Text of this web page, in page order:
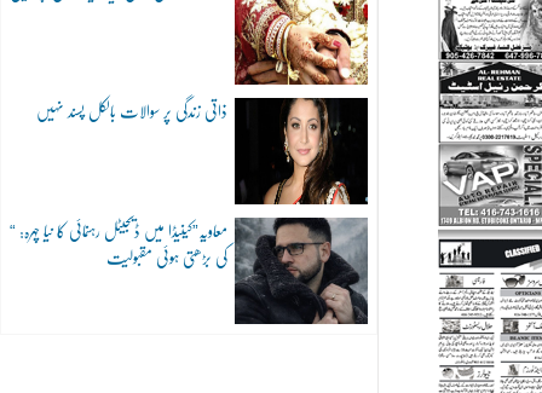
ذاتی زندگی پر سوالات بالکل پسند نہیں
“معاویہ”کینیڈا میں ڈیجیٹل رہنمائی کا نیا چہرہ:
کی بڑھتی ہوئی مقبولیت